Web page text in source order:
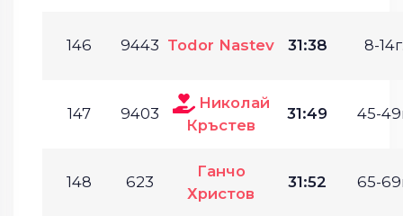
146 9443 Todor Nastev 31:38 8-
147 9403
Николай
Кръстев
31:49 45-
148 623
Ганчо
Христов
31:52 65-